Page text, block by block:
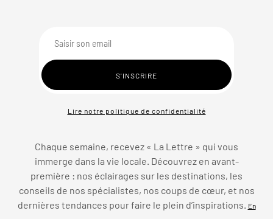
Lire notre politique de confidentialité
Chaque semaine, recevez « La Lettre » qui vous
immerge dans la vie locale. Découvrez en avant-
première : nos éclairages sur les destinations, les
conseils de nos spécialistes, nos coups de cœur, et nos
dernières tendances pour faire le plein d’inspirations.
En